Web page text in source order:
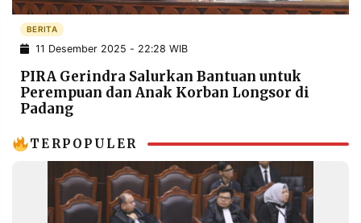
INFORMASI
IKLAN
KIRIM
PENGADUAN TERM
OF
SERVICE
IKUTI
BERITA
11 Desember 2025 - 22:28 WIB
PIRA Gerindra Salurkan Bantuan untuk
Perempuan dan Anak Korban Longsor di
Padang
TERPOPULER